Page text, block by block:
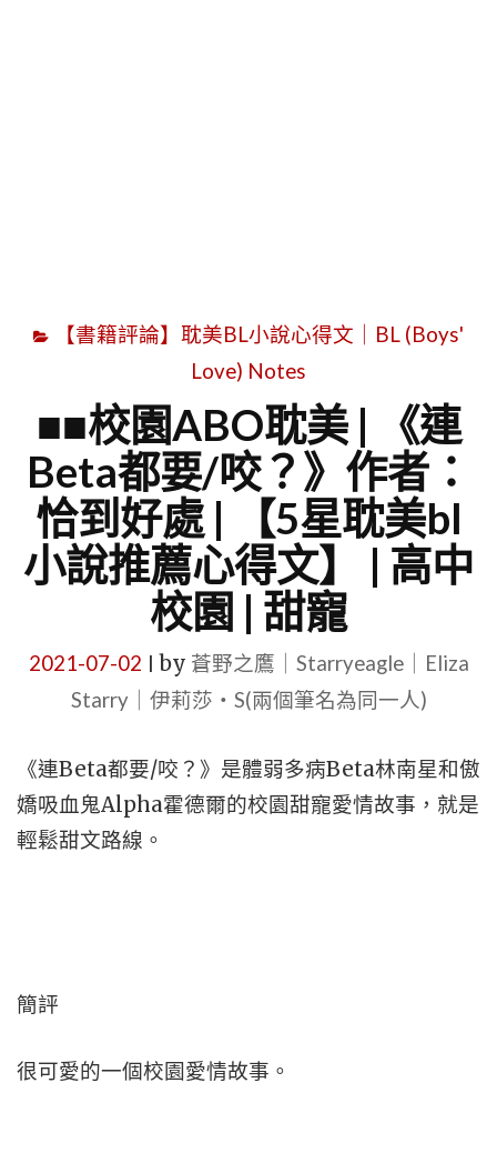
【書籍評論】耽美BL小說心得文｜BL (Boys'
Love) Notes
■■校園ABO耽美 | 《連
Beta都要/咬？》作者：
恰到好處 | 【5星耽美bl
小說推薦心得文】 | 高中
校園 | 甜寵
2021-07-02 by 蒼野之鷹｜Starryeagle｜Eliza
Starry｜伊莉莎・S(兩個筆名為同一人)
《連Beta都要/咬？》是體弱多病Beta林南星和傲
嬌吸血鬼Alpha霍德爾的校園甜寵愛情故事，就是
輕鬆甜文路線。
簡評
很可愛的一個校園愛情故事。